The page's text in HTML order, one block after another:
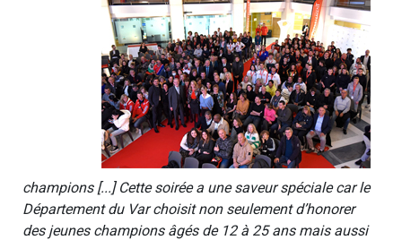
champions [...] Cette soirée a une saveur spéciale car le
Département du Var choisit non seulement d’honorer
des jeunes champions âgés de 12 à 25 ans mais aussi